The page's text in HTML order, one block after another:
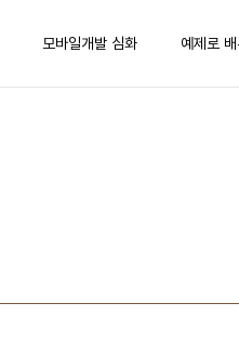
모바일개발 심화 예제로